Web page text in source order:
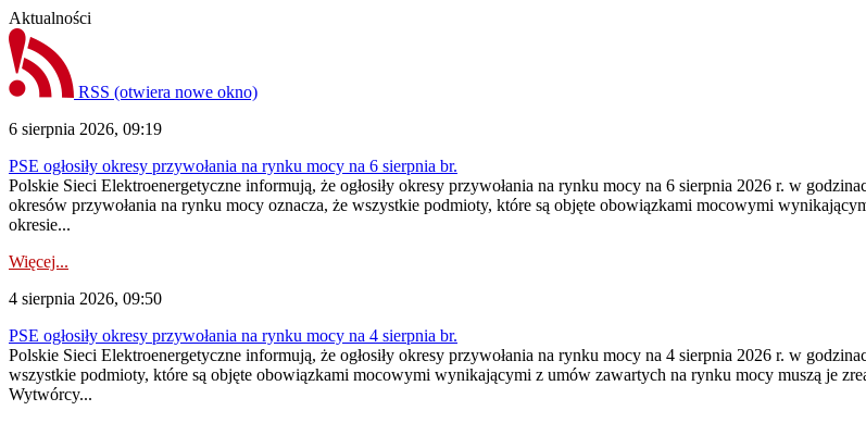
Aktualności
RSS (otwiera nowe okno)
6 sierpnia 2026, 09:19
PSE ogłosiły okresy przywołania na rynku mocy na 6 sierpnia br.
Polskie Sieci Elektroenergetyczne informują, że ogłosiły okresy przywołania na rynku mocy na 6 sierpnia 2026 r. w
okresów przywołania na rynku mocy oznacza, że wszystkie podmioty, które są objęte obowiązkami mocowymi
okresie...
Więcej...
4 sierpnia 2026, 09:50
PSE ogłosiły okresy przywołania na rynku mocy na 4 sierpnia br.
Polskie Sieci Elektroenergetyczne informują, że ogłosiły okresy przywołania na rynku mocy na 4 sierpnia 2026 r. w
wszystkie podmioty, które są objęte obowiązkami mocowymi wynikającymi z umów zawartych na rynku mocy muszą je
Wytwórcy...